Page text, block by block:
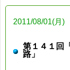
2011/08/01(月)
第１４１回
路」